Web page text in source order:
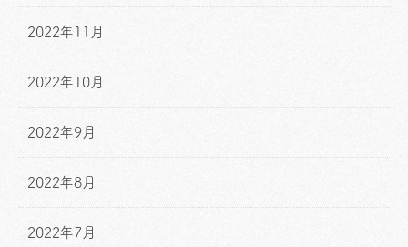
2022年11月
2022年10月
2022年9月
2022年8月
2022年7月